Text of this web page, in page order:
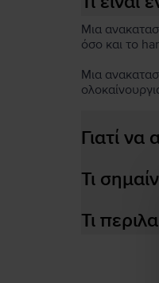
Μια
όσο και το
Μια
Γιατί
Τι
Τι